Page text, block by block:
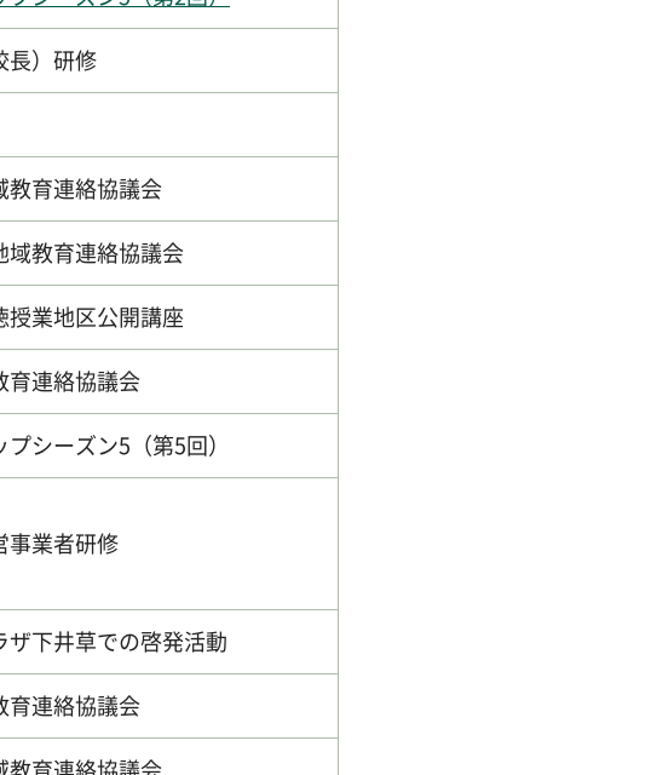
長）研修
育連絡協議会
教育連絡協議会
業地区公開講座
育連絡協議会
シーズン5（第5回）
事業者研修
下井草での啓発活動
育連絡協議会